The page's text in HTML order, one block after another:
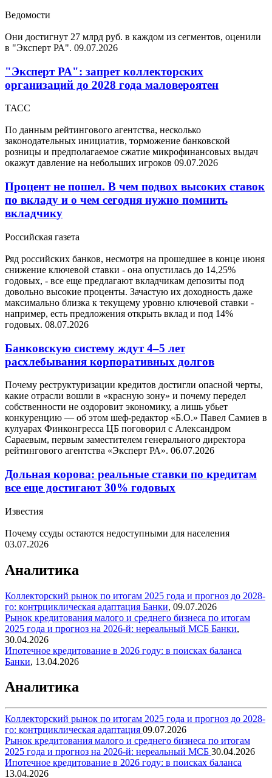
Ведомости
Они достигнут 27 млрд руб. в каждом из сегментов, оценили
в "Эксперт РА". 09.07.2026
"Эксперт РА": запрет коллекторских
организаций до 2028 года маловероятен
ТАСС
По данным рейтингового агентства, несколько
законодательных инициатив, торможение банковской
розницы и предполагаемое сжатие микрофинансовых выдач
окажут давление на небольших игроков 09.07.2026
Процент не пошел. В чем подвох высоких ставок
по вкладу и о чем сегодня нужно помнить
вкладчику
Российская газета
Ряд российских банков, несмотря на прошедшее в конце июня
снижение ключевой ставки - она опустилась до 14,25%
годовых, - все еще предлагают вкладчикам депозиты под
довольно высокие проценты. Зачастую их доходность даже
максимально близка к текущему уровню ключевой ставки -
например, есть предложения открыть вклад и под 14%
годовых. 08.07.2026
Банковскую систему ждут 4–5 лет
расхлебывания корпоративных долгов
Почему реструктуризации кредитов достигли опасной черты,
какие отрасли вошли в «красную зону» и почему передел
собственности не оздоровит экономику, а лишь убьет
конкуренцию — об этом шеф-редактор «Б.О.» Павел Самиев в
кулуарах Финконгресса ЦБ поговорил с Александром
Сараевым, первым заместителем генерального директора
рейтингового агентства «Эксперт РА». 06.07.2026
Дольная корова: реальные ставки по кредитам
все еще достигают 30% годовых
Известия
Почему ссуды остаются недоступными для населения
03.07.2026
Аналитика
Коллекторский рынок по итогам 2025 года и прогноз до 2028-
го: контрциклическая адаптация Банки, 09.07.2026
Рынок кредитования малого и среднего бизнеса по итогам
2025 года и прогноз на 2026-й: нереальный МСБ Банки,
30.04.2026
Ипотечное кредитование в 2026 году: в поисках баланса
Банки, 13.04.2026
Аналитика
Коллекторский рынок по итогам 2025 года и прогноз до 2028-
го: контрциклическая адаптация 09.07.2026
Рынок кредитования малого и среднего бизнеса по итогам
2025 года и прогноз на 2026-й: нереальный МСБ 30.04.2026
Ипотечное кредитование в 2026 году: в поисках баланса
13.04.2026